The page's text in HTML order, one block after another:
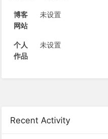
Recent Activity
博客
网站
未设置
个人
作品
未设置